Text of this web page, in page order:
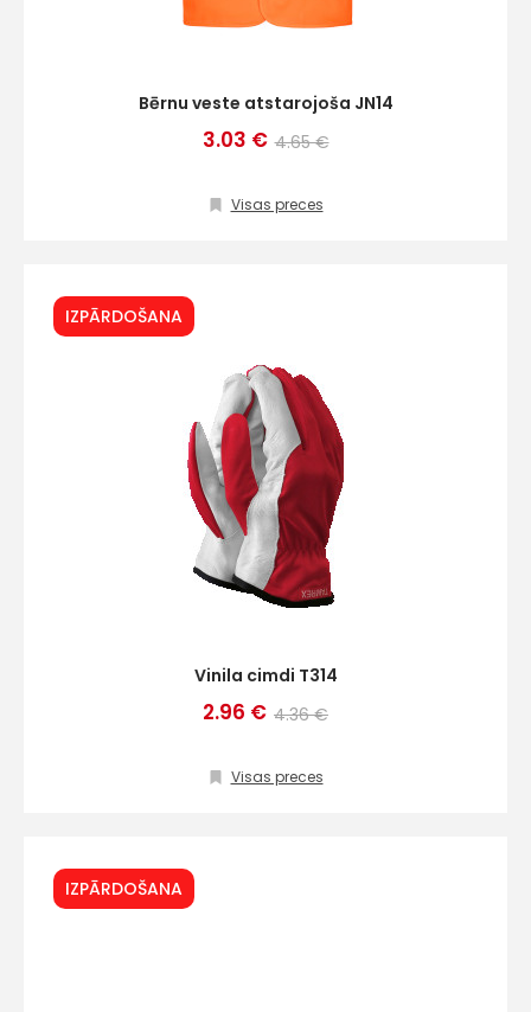
Bērnu veste atstarojoša JN14
3.03 € 4.65 €
Visas preces
IZPĀRDOŠANA
Vinila cimdi T314
2.96 € 4.36 €
Visas preces
IZPĀRDOŠANA